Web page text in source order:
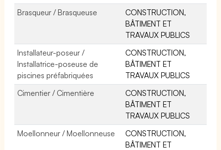
Brasqueur / Brasqueuse
CONSTRUCTION,
BÂTIMENT ET
TRAVAUX PUBLICS
Installateur-poseur /
Installatrice-poseuse de
piscines préfabriquées
CONSTRUCTION,
BÂTIMENT ET
TRAVAUX PUBLICS
Cimentier / Cimentière
CONSTRUCTION,
BÂTIMENT ET
TRAVAUX PUBLICS
Moellonneur / Moellonneuse
CONSTRUCTION,
BÂTIMENT ET